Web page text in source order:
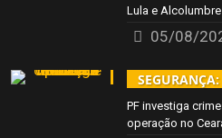
Lula e
05/08/
SEGURANÇA:
PF investiga
operação no